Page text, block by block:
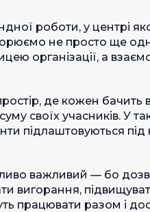
роботи, у центрі
не просто ще
організації, а
де кожен бачить
своїх учасників. У
підлаштовуються
важливий — бо
вигорання,
працювати разом і